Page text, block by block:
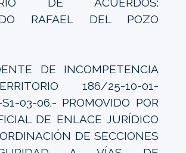
RAFAEL DEL POZO
DE INCOMPETENCIA
186/25-10-01-
03-06.- PROMOVIDO POR
DE ENLACE JURÍDICO
DE SECCIONES